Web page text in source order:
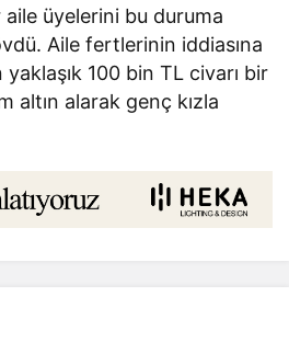
üyelerini bu duruma
Aile fertlerinin iddiasına
100 bin TL civarı bir
altın alarak genç kızla